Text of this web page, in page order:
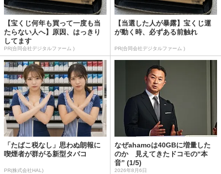
【宝くじ何年も買って一度も当
たらない人へ】原因、はっきり
してます
PR(合同会社デジタルファーム )
【当選した人が暴露】宝くじ運
が動く時、必ずある前触れ
PR(合同会社デジタルファーム )
「たばこ税なし」思わぬ朗報に
喫煙者が群がる新型タバコ
PR(株式会社HAL)
なぜahamoは40GBに増量した
のか 見えてきたドコモの“本
音” (1/5)
2026年8月6日